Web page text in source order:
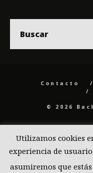
Contacto
© 2026
Utilizamos cookies
experiencia de
asumiremos que